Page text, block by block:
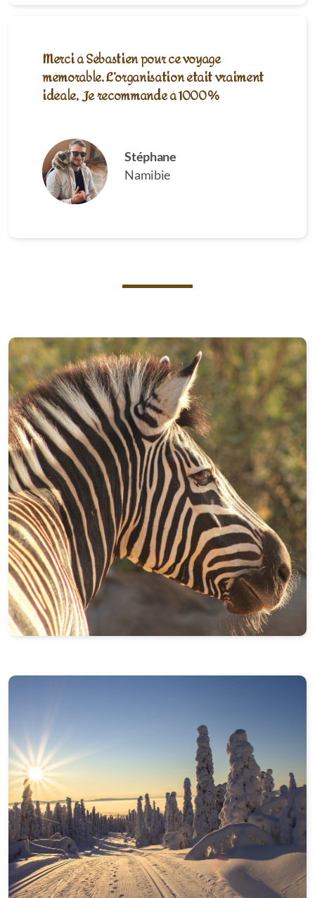
Merci à Sébastien pour ce voyage
mémorable. L’organisation était vraiment
idéale, Je recommande à 1000%
Stéphane
Namibie